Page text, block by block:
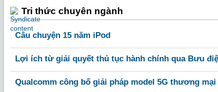
Tri thức chuyên ngành
Câu chuyện 15 năm iPod
Lợi ích từ giải quyết thủ tục hành chính qua Bưu
Qualcomm công bố giải pháp model 5G thương